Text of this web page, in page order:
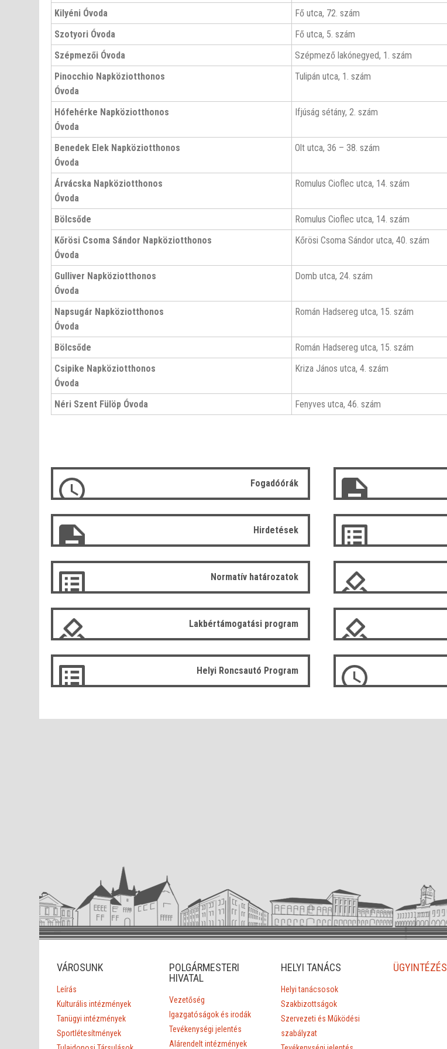
Kilyéni Óvoda
Fő utca, 72. szám
Szotyori Óvoda
Fő utca, 5. szám
Szépmezői Óvoda
Szépmező lakónegyed, 1. szám
Pinocchio Napköziotthonos
Óvoda
Tulipán utca, 1. szám
Hófehérke Napköziotthonos
Óvoda
Ifjúság sétány, 2. szám
Benedek Elek Napköziotthonos
Óvoda
Olt utca, 36 – 38. szám
Árvácska Napköziotthonos
Óvoda
Romulus Cioflec utca, 14. szám
Bölcsőde Romulus Cioflec utca, 14. szám
Kőrösi Csoma Sándor Napköziotthonos
Óvoda
Kőrösi Csoma Sándor utca, 40. szám
Gulliver Napköziotthonos
Óvoda
Domb utca, 24. szám
Napsugár Napköziotthonos
Óvoda
Román Hadsereg utca, 15. szám
Bölcsőde Román Hadsereg utca, 15. szám
Csipike Napköziotthonos
Óvoda
Kriza János utca, 4. szám
Néri Szent Fülöp Óvoda Fenyves utca, 46. szám
Fogadóórák
Hirdetések
Normatív határozatok
Lakbértámogatási program
Helyi Roncsautó Program
VÁROSUNK
Leírás
Kulturális intézmények
Tanügyi intézmények
Sportlétesítmények
POLGÁRMESTERI
HIVATAL
Vezetőség
Igazgatóságok és irodák
Tevékenységi jelentés
Alárendelt intézmények
HELYI TANÁCS
Helyi tanácsosok
Szakbizottságok
Szervezeti és Működési
szabályzat
ÜGYINTÉZÉS